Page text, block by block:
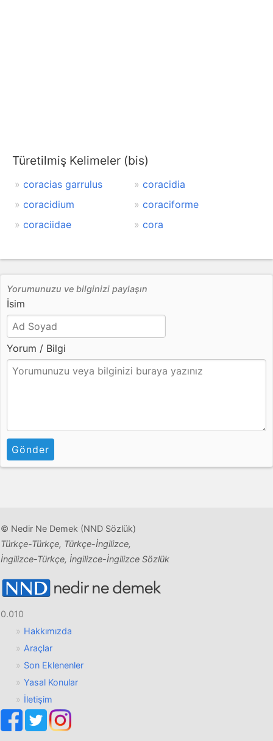
Türetilmiş Kelimeler (bis)
coracias garrulus
coracidia
coracidium
coraciforme
coraciidae
cora
Yorumunuzu ve bilginizi paylaşın
İsim
Yorum / Bilgi
Gönder
© Nedir Ne Demek (NND Sözlük)
Türkçe-Türkçe, Türkçe-İngilizce,
İngilizce-Türkçe, İngilizce-İngilizce Sözlük
0.010
Hakkımızda
Araçlar
Son Eklenenler
Yasal Konular
İletişim